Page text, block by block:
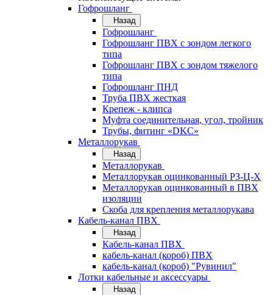
Гофрошланг
Назад
Гофрошланг
Гофрошланг ПВХ с зондом легкого
типа
Гофрошланг ПВХ с зондом тяжелого
типа
Гофрошланг ПНД
Труба ПВХ жесткая
Крепеж - клипса
Муфта соединительная, угол, тройник
Трубы, фитинг «DKC»
Металлорукав
Назад
Металлорукав
Металлорукав оцинкованный РЗ-Ц-Х
Металлорукав оцинкованный в ПВХ
изоляции
Скоба для крепления металлорукава
Кабель-канал ПВХ
Назад
Кабель-канал ПВХ
кабель-канал (короб) ПВХ
кабель-канал (короб) "Рувинил"
Лотки кабельные и аксессуары
Назад